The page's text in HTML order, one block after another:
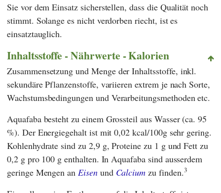
Sie vor dem Einsatz sicherstellen, dass die Qualität noch
stimmt. Solange es nicht verdorben riecht, ist es
einsatztauglich.
Inhaltsstoffe - Nährwerte - Kalorien
Zusammensetzung und Menge der Inhaltsstoffe, inkl.
sekundäre Pflanzenstoffe, variieren extrem je nach Sorte,
Wachstumsbedingungen und Verarbeitungsmethoden etc.
Aquafaba besteht zu einem Grossteil aus Wasser (ca. 95
%). Der Energiegehalt ist mit 0,02 kcal/100g sehr gering.
Kohlenhydrate sind zu 2,9 g, Proteine zu 1 g und Fett zu
0,2 g pro 100 g enthalten. In Aquafaba sind ausserdem
geringe Mengen anEisenund Calcium zu finden.3